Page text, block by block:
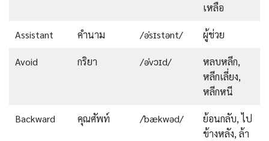
เหลือ
Assistant คำนาม /əˈsɪstənt/ ผู้ช่วย
Avoid กริยา /əˈvɔɪd/
หลบหลีก,
หลีกเลี่ยง,
หลีกหนี
Backward คุณศัพท์ /ˈbækwəd/
ย้อนกลับ, ไป
ข้างหลัง, ล้า